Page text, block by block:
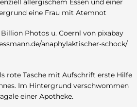
Photos u. Coernl von pixabay
anaphylaktischer-schock/